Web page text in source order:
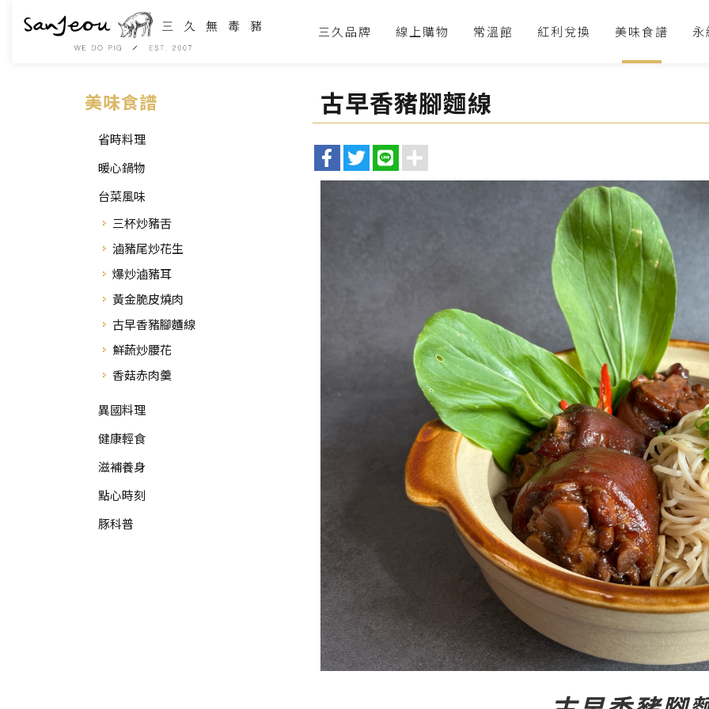
三久品牌 線上購物 常溫館 紅利兌換 美味食譜
美味食譜
省時料理
暖心鍋物
台菜風味
三杯炒豬舌
滷豬尾炒花生
爆炒滷豬耳
黃金脆皮燒肉
古早香豬腳麵線
鮮蔬炒腰花
香菇赤肉羹
異國料理
健康輕食
滋補養身
點心時刻
豚科普
古早香豬腳麵線